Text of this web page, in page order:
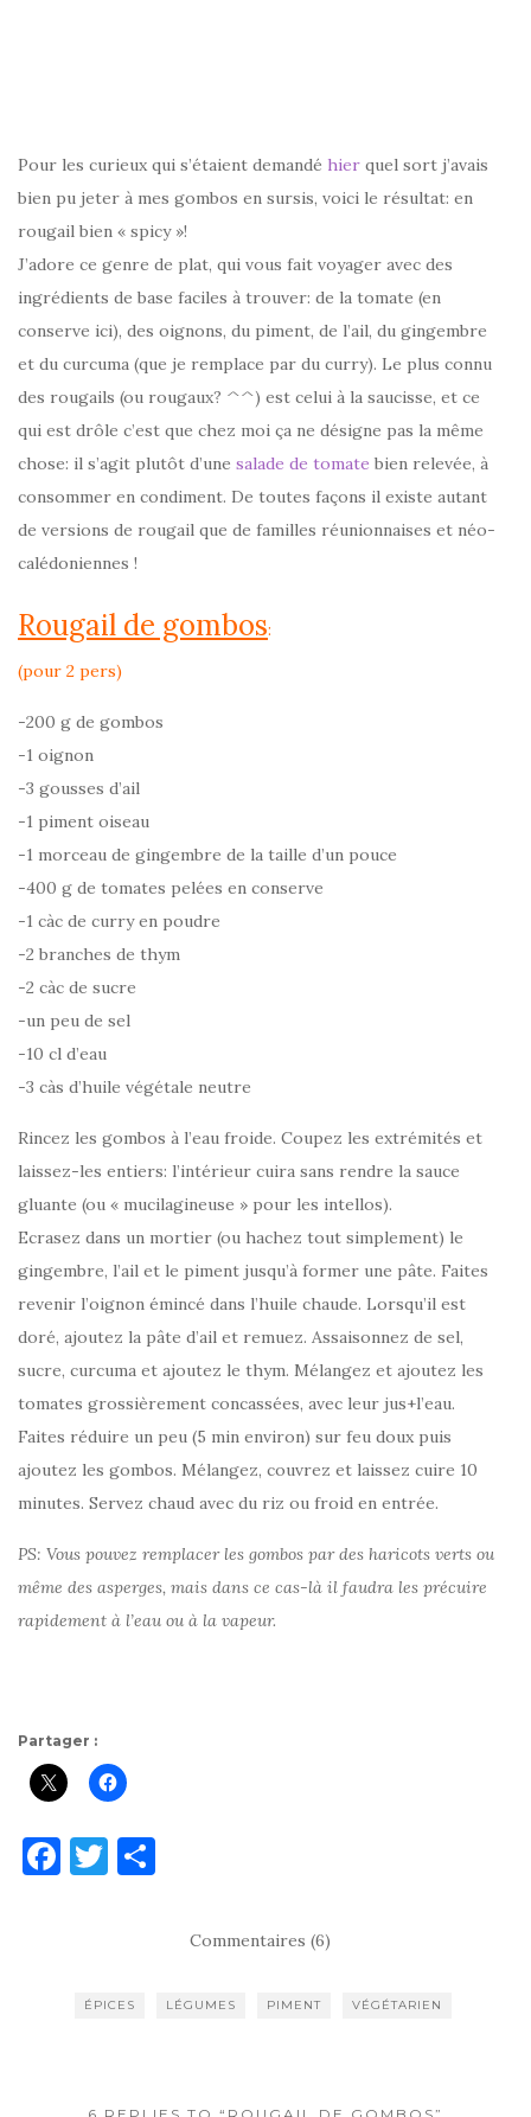
Pour les curieux qui s’étaient demandé hier quel sort j’avais
bien pu jeter à mes gombos en sursis, voici le résultat: en
rougail bien « spicy »!
J’adore ce genre de plat, qui vous fait voyager avec des
ingrédients de base faciles à trouver: de la tomate (en
conserve ici), des oignons, du piment, de l’ail, du gingembre
et du curcuma (que je remplace par du curry). Le plus connu
des rougails (ou rougaux? ^^) est celui à la saucisse, et ce
qui est drôle c’est que chez moi ça ne désigne pas la même
chose: il s’agit plutôt d’une salade de tomate bien relevée, à
consommer en condiment. De toutes façons il existe autant
de versions de rougail que de familles réunionnaises et néo-
calédoniennes !
Rougail de gombos:
(pour 2 pers)
-200 g de gombos
-1 oignon
-3 gousses d’ail
-1 piment oiseau
-1 morceau de gingembre de la taille d’un pouce
-400 g de tomates pelées en conserve
-1 càc de curry en poudre
-2 branches de thym
-2 càc de sucre
-un peu de sel
-10 cl d’eau
-3 càs d’huile végétale neutre
Rincez les gombos à l’eau froide. Coupez les extrémités et
laissez-les entiers: l’intérieur cuira sans rendre la sauce
gluante (ou « mucilagineuse » pour les intellos).
Ecrasez dans un mortier (ou hachez tout simplement) le
gingembre, l’ail et le piment jusqu’à former une pâte. Faites
revenir l’oignon émincé dans l’huile chaude. Lorsqu’il est
doré, ajoutez la pâte d’ail et remuez. Assaisonnez de sel,
sucre, curcuma et ajoutez le thym. Mélangez et ajoutez les
tomates grossièrement concassées, avec leur jus+l’eau.
Faites réduire un peu (5 min environ) sur feu doux puis
ajoutez les gombos. Mélangez, couvrez et laissez cuire 10
minutes. Servez chaud avec du riz ou froid en entrée.
PS: Vous pouvez remplacer les gombos par des haricots verts ou
même des asperges, mais dans ce cas-là il faudra les précuire
rapidement à l’eau ou à la vapeur.
Partager :
F T
r er
Commentaires (6)
ÉPICES LÉGUMES PIMENT VÉGÉTARIEN